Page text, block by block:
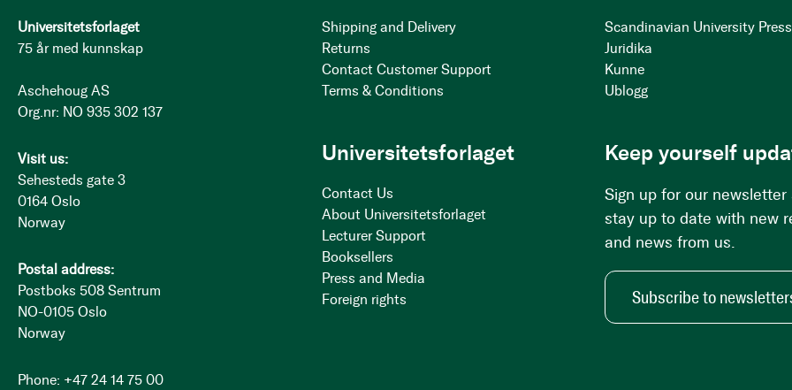
Universitetsforlaget
75 år med kunnskap
Aschehoug AS
Org.nr: NO 935 302 137
Visit us:
Sehesteds gate 3
0164 Oslo
Norway
Postal address:
Postboks 508 Sentrum
NO-0105 Oslo
Norway
Phone: +47 24 14 75 00
Shipping and Delivery
Returns
Contact Customer Support
Terms & Conditions
Scandinavian University Press
Juridika
Kunne
Ublogg
Universitetsforlaget
Contact Us
About Universitetsforlaget
Lecturer Support
Booksellers
Press and Media
Foreign rights
Keep yourself
Sign up for our newsletter
stay up to date with new
and news from us.
Subscribe to